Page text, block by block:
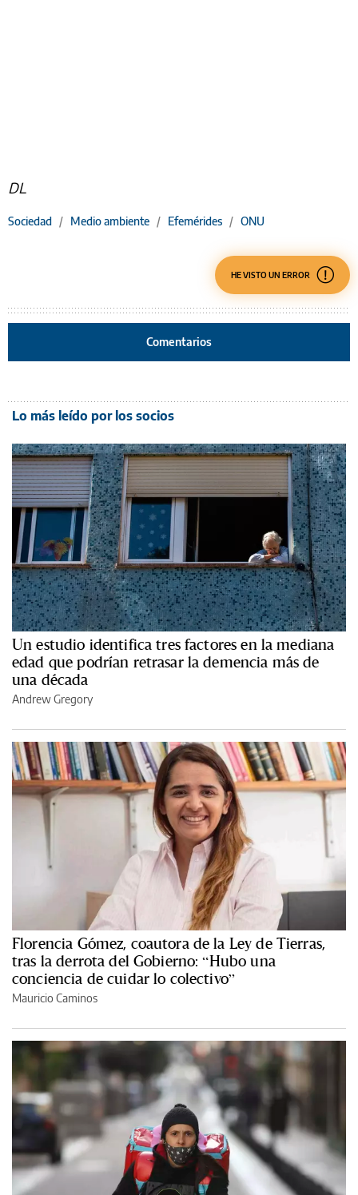
DL
Sociedad / Medio ambiente / Efemérides / ONU
HE VISTO UN ERROR
Comentarios
Lo más leído por los socios
Un estudio identifica tres factores en la mediana
edad que podrían retrasar la demencia más de
una década
Andrew Gregory
Florencia Gómez, coautora de la Ley de Tierras,
tras la derrota del Gobierno: “Hubo una
conciencia de cuidar lo colectivo”
Mauricio Caminos